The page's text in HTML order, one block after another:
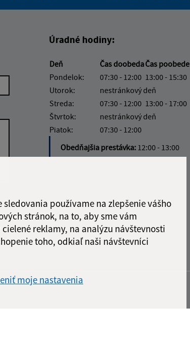
používame na zlepšenie vášho
stránok, na to, aby sme vám
reklamy, na analýzu návštevnosti
toho, odkiaľ naši návštevníci
moje nastavenia
Google reCaptcha Response
Úradné hodiny:
Deň Čas doobedaČas poobede
Pondelok:
07:30 - 12:00 13:00 - 15:30
Utorok:
nestránkový deň
Streda:
07:30 - 12:00 13:00 - 17:00
Štvrtok:
nestránkový deň
Piatok:
07:30 - 12:00
Obedňajšia prestávka: 12:00 - 13:00